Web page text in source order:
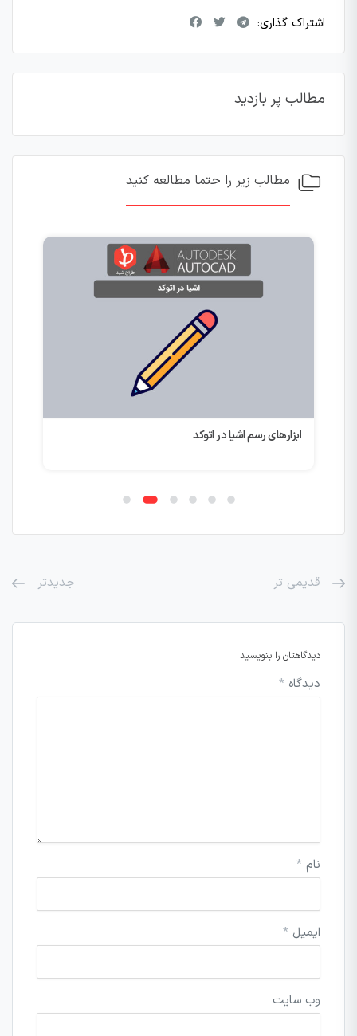
اشتراک گذاری:
مطالب پر بازدید
مطالب زیر را حتما مطالعه کنید
ابزارهای رسم اشیا در اتوکد
قدیمی تر جدیدتر
دیدگاهتان را بنویسید
دیدگاه *
نام *
ایمیل *
وب‌ سایت